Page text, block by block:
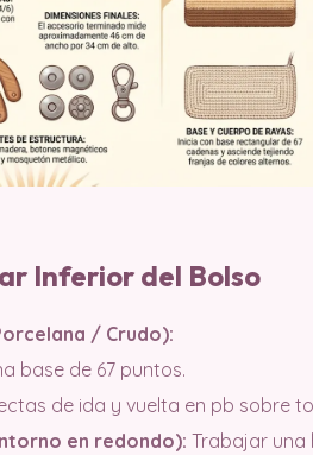
Inferior del Bolso
/ Crudo):
base de 67 puntos.
de ida y vuelta en pb sobre
en redondo): Trabajar una